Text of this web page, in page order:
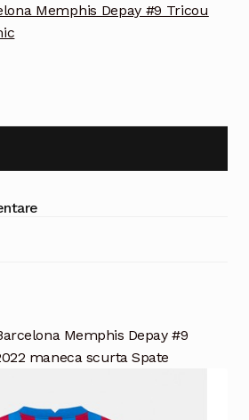
Memphis Depay #9 Tricou
Memphis Depay #9
maneca scurta Spate